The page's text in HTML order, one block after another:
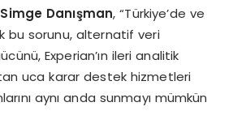
Simge Danışman, “Türkiye’de ve
bu sorunu, alternatif veri
Experian’ın ileri analitik
uca karar destek hizmetleri
aynı anda sunmayı mümkün